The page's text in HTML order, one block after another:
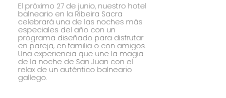
El próximo 27 de junio, nuestro hotel
balneario en la Ribeira Sacra
celebrará una de las noches más
especiales del año con un
programa diseñado para disfrutar
en pareja, en familia o con amigos.
Una experiencia que une la magia
de la noche de San Juan con el
relax de un auténtico balneario
gallego.